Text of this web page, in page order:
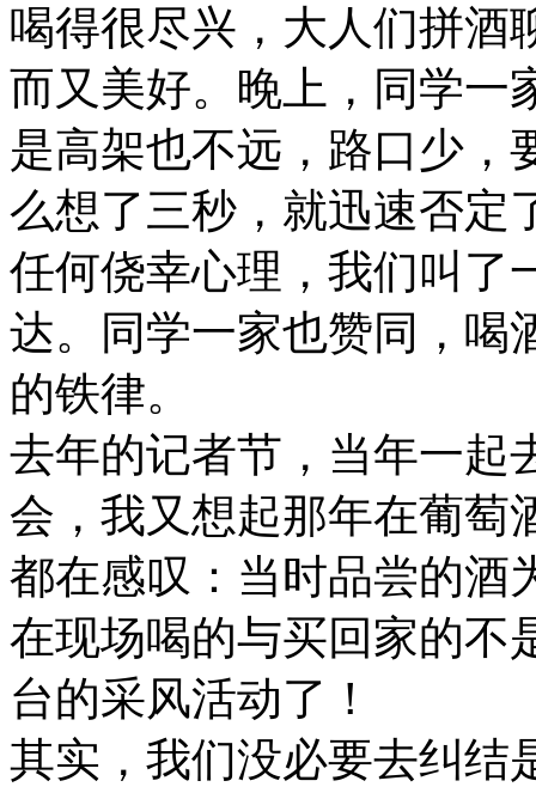
喝得很尽兴，大人们拼酒
而又美好。晚上，同学一
是高架也不远，路口少，
么想了三秒，就迅速否定
任何侥幸心理，我们叫了
达。同学一家也赞同，喝
的铁律。
去年的记者节，当年一起
会，我又想起那年在葡萄
都在感叹：当时品尝的酒
在现场喝的与买回家的不
台的采风活动了！
其实，我们没必要去纠结